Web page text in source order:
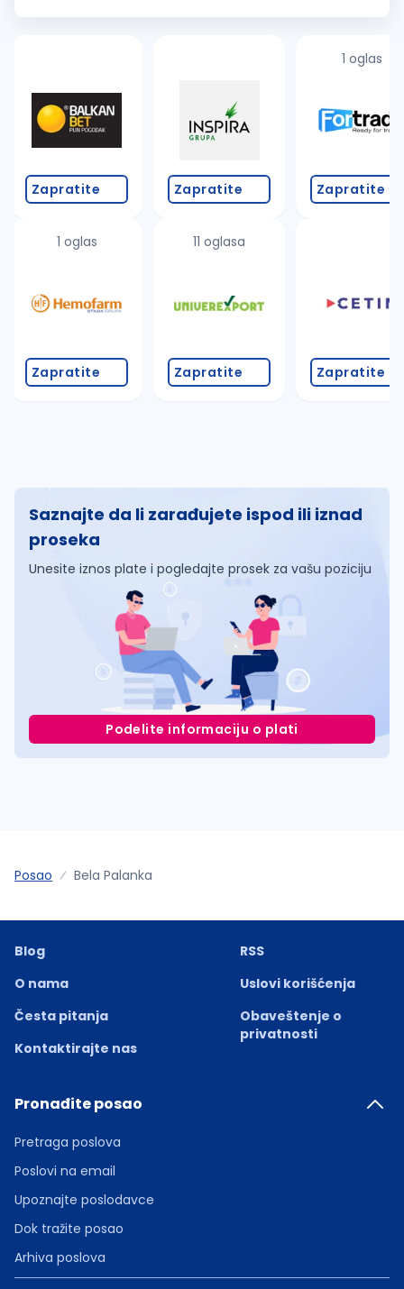
stvaranju...
Zapratite
1 oglas
Zapratite
Zapratite
11 oglasa
Zapratite
1 oglas
Zapratite
Zapratite
Saznajte da li zarađujete ispod ili iznad
proseka
Unesite iznos plate i pogledajte prosek za vašu poziciju
Podelite informaciju o plati
Posao Bela Palanka
Blog
O nama
Česta pitanja
Kontaktirajte nas
RSS
Uslovi korišćenja
Obaveštenje o
privatnosti
Pronađite posao
Pretraga poslova
Poslovi na email
Upoznajte poslodavce
Dok tražite posao
Arhiva poslova